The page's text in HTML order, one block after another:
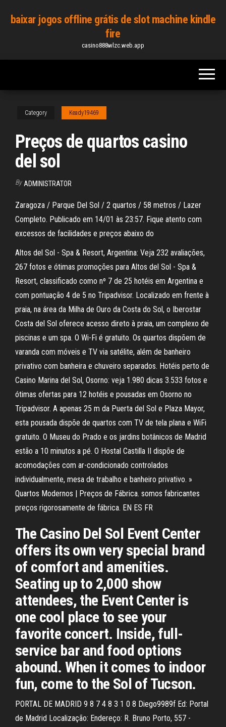
baixar jogos offline grátis de slot machine kindle
fire
casino888wlzc.web.app
Category Keady19469
Preços de quartos casino
del sol
By ADMINISTRATOR
Zaragoza / Parque Del Sol / 2 quartos / 58 metros / Lazer
Completo. Publicado em 14/01 às 23:57. Fique atento com
excessos de facilidades e preços abaixo do
Altos del Sol - Spa & Resort, Argentina: Veja 232 avaliações,
267 fotos e ótimas promoções para Altos del Sol - Spa &
Resort, classificado como nº 7 de 25 hotéis em Argentina e
com pontuação 4 de 5 no Tripadvisor. Localizado em frente à
praia, na área da Milha de Ouro da Costa do Sol, o Iberostar
Costa del Sol oferece acesso direto à praia, um complexo de
piscinas e um spa. O Wi-Fi é gratuito. Os quartos dispõem de
varanda com móveis e TV via satélite, além de banheiro
privativo com banheira e chuveiro separados. Hotéis perto de
Casino Marina del Sol, Osorno: veja 1.980 dicas 3.533 fotos e
ótimas ofertas para 12 hotéis e pousadas em Osorno no
Tripadvisor. A apenas 25 m da Puerta del Sol e Plaza Mayor,
esta pousada dispõe de quartos com TV de tela plana e WiFi
gratuito. O Museu do Prado e os jardins botânicos de Madrid
estão a 10 minutos a pé. O Hostal Castilla II dispõe de
acomodações com ar-condicionado controlados
individualmente, mesa de trabalho e banheiro privativo. »
Quartos Modernos | Preços de Fábrica. somos fabricantes
preços rigorosamente de fábrica. EN ES FR
The Casino Del Sol Event Center
offers its own very special brand
of comfort and amenities.
Seating up to 2,000 show
attendees, the Event Center is
one cool place to see your
favorite concert. Inside, full-
service bar and food options
abound. When it comes to indoor
fun, come to the Sol of Tucson.
PORTAL DE MADRID 9 8 7 4 8 3 1 0 8 Diego9989f Ed: Portal
de Madrid Localização: Endereço: R. Bruno Porto, 557 -